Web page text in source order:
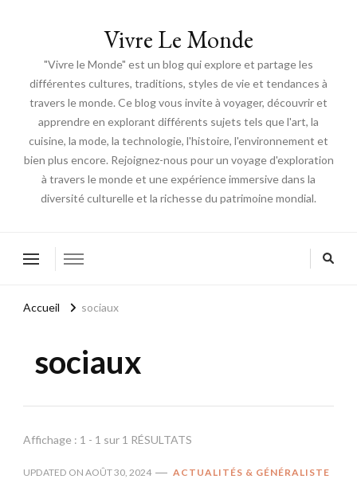
Vivre Le Monde
"Vivre le Monde" est un blog qui explore et partage les
différentes cultures, traditions, styles de vie et tendances à
travers le monde. Ce blog vous invite à voyager, découvrir et
apprendre en explorant différents sujets tels que l'art, la
cuisine, la mode, la technologie, l'histoire, l'environnement et
bien plus encore. Rejoignez-nous pour un voyage d'exploration
à travers le monde et une expérience immersive dans la
diversité culturelle et la richesse du patrimoine mondial.
Accueil sociaux
sociaux
Affichage : 1 - 1 sur 1 RÉSULTATS
UPDATED ON AOÛT 30, 2024 ACTUALITÉS & GÉNÉRALISTE